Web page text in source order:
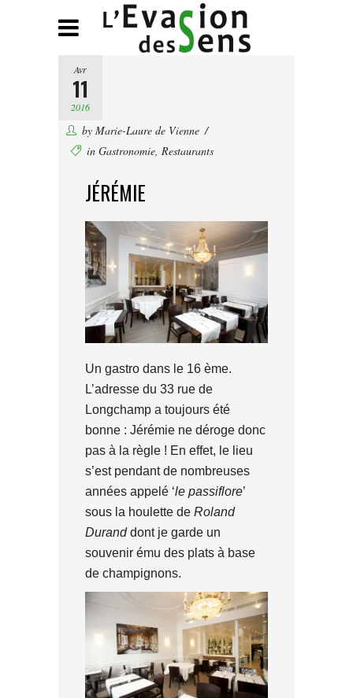
Avr
11
2016
by Marie-Laure de Vienne
in Gastronomie, Restaurants
JÉRÉMIE
Un gastro dans le 16 ème.
L’adresse du 33 rue de
Longchamp a toujours été
bonne : Jérémie ne déroge donc
pas à la règle ! En effet, le lieu
s’est pendant de nombreuses
années appelé ‘le passiflore’
sous la houlette de Roland
Duranddont je garde un
souvenir ému des plats à base
de champignons.